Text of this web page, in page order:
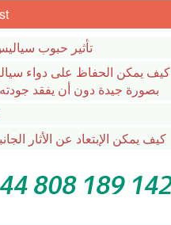
تأثير حبوب
كيف يمكن الحفاظ على دواء
بصورة جيدة دون أن يفقد
كيف يمكن الإبتعاد عن الأثار